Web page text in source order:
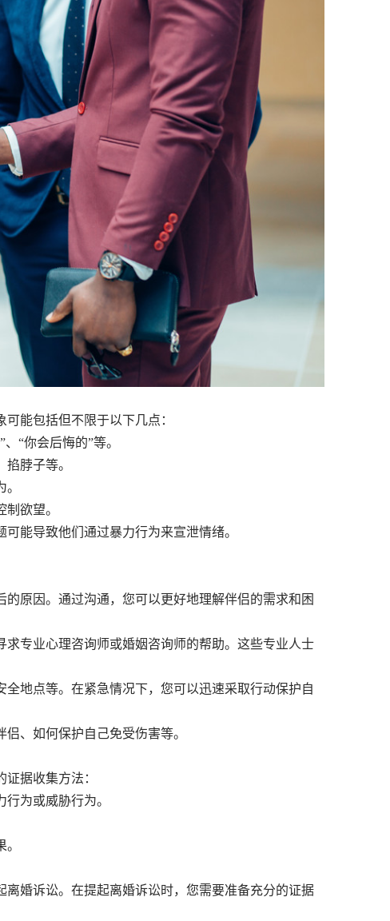
能包括但不限于以下几点：
“你会后悔的”等。
脖子等。
欲望。
能导致他们通过暴力行为来宣泄情绪。
原因。通过沟通，您可以更好地理解伴侣的需求和困
专业心理咨询师或婚姻咨询师的帮助。这些专业人士
地点等。在紧急情况下，您可以迅速采取行动保护自
、如何保护自己免受伤害等。
据收集方法：
为或威胁行为。
婚诉讼。在提起离婚诉讼时，您需要准备充分的证据